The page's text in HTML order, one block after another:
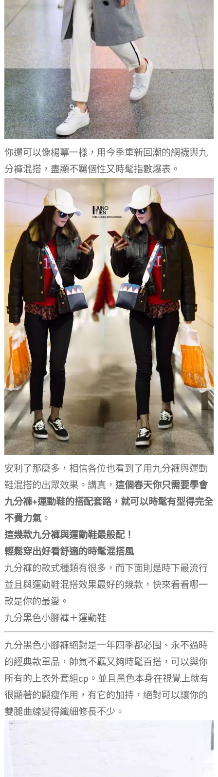
你還可以像楊冪一樣，用今季重新回潮的網襪與九
分褲混搭，盡顯不羈個性又時髦指數爆表。
安利了那麼多，相信各位也看到了用九分褲與運動
鞋混搭的出眾效果。 講真， 這個春天你只需要學會
九分褲+運動鞋的搭配套路，就可以時髦有型得完全
不費力氣 。
這幾款九分褲與運動鞋最般配！
輕鬆穿出好看舒適的時髦混搭風
九分褲的款式種類有很多，而下面則是時下最流行
並且與運動鞋混搭效果最好的幾款，快來看看哪一
款是你的最愛。
九分黑色小腳褲＋運動鞋
九分黑色小腳褲絕對是一年四季都必囤、永不過時
的經典款單品，帥氣不羈又夠時髦百搭，可以與你
所有的上衣外套組cp。 並且黑色本身在視覺上就有
很顯著的顯瘦作用，有它的加持，絕對可以讓你的
雙腿曲線變得纖細修長不少。